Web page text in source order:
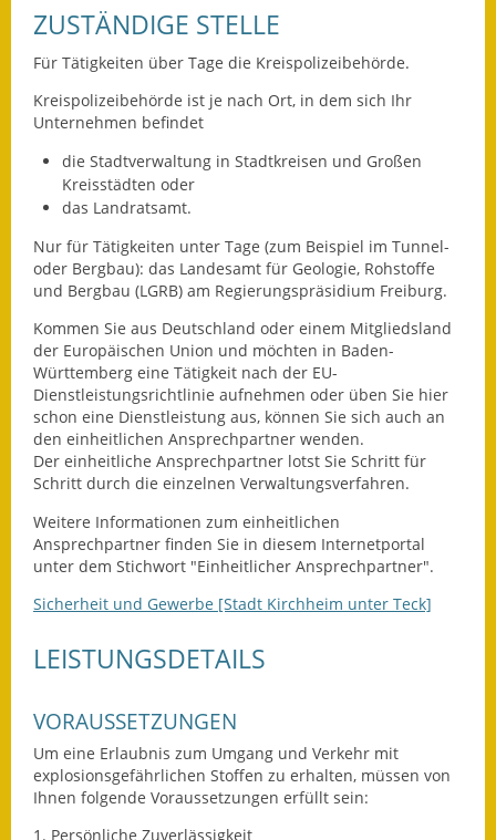
Haushaltspläne
Notruftafel
Ortsrecht
Wahlen
Was erledige ich wo?
Leben
Bauen und Wohnen
Baugebiete & Bauplätze
Bebauungspläne
Flächennutzungsplan
Gerätehütten
ZUSTÄNDIGE STELLE
Für Tätigkeiten über Tage die Kreispolizeibehörde.
Kreispolizeibehörde ist je nach Ort, in dem sich Ihr
Unternehmen befindet
die Stadtverwaltungin Stadtkreisen und Großen
Kreisstädten oder
das Landratsamt.
Nur für Tätigkeiten unter Tage (zum Beispiel im Tunnel-
oder Bergbau): das Landesamt für Geologie, Rohstoffe
und Bergbau (LGRB) am Regierungspräsidium Freiburg.
Kommen Sie aus Deutschland oder einem Mitgliedsland
der Europäischen Union und möchten in Baden-
Württemberg eine Tätigkeit nach der EU-
Dienstleistungsrichtlinie aufnehmen oder üben Sie hier
schon eine Dienstleistung aus, können Sie sich auch an
den einheitlichen Ansprechpartner wenden.
Der einheitliche Ansprechpartner lotst Sie Schritt für
Schritt durch die einzelnen Verwaltungsverfahren.
Weitere Informationen zum einheitlichen
Ansprechpartner finden Sie in diesem Internetportal
unter dem Stichwort "Einheitlicher Ansprechpartner".
Sicherheit und Gewerbe [Stadt Kirchheim unter Teck]
LEISTUNGSDETAILS
VORAUSSETZUNGEN
Um eine Erlaubnis zum Umgang und Verkehr mit
explosionsgefährlichen Stoffen zu erhalten, müssen von
Ihnen folgende Voraussetzungen erfüllt sein:
1. Persönliche Zuverlässigkeit